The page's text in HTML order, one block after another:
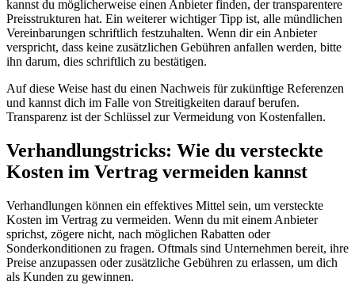
kannst du möglicherweise einen Anbieter finden, der transparentere
Preisstrukturen hat. Ein weiterer wichtiger Tipp ist, alle mündlichen
Vereinbarungen schriftlich festzuhalten. Wenn dir ein Anbieter
verspricht, dass keine zusätzlichen Gebühren anfallen werden, bitte
ihn darum, dies schriftlich zu bestätigen.
Auf diese Weise hast du einen Nachweis für zukünftige Referenzen
und kannst dich im Falle von Streitigkeiten darauf berufen.
Transparenz ist der Schlüssel zur Vermeidung von Kostenfallen.
Verhandlungstricks: Wie du versteckte
Kosten im Vertrag vermeiden kannst
Verhandlungen können ein effektives Mittel sein, um versteckte
Kosten im Vertrag zu vermeiden. Wenn du mit einem Anbieter
sprichst, zögere nicht, nach möglichen Rabatten oder
Sonderkonditionen zu fragen. Oftmals sind Unternehmen bereit, ihre
Preise anzupassen oder zusätzliche Gebühren zu erlassen, um dich
als Kunden zu gewinnen.